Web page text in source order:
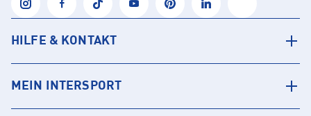
HILFE & KONTAKT
MEIN INTERSPORT